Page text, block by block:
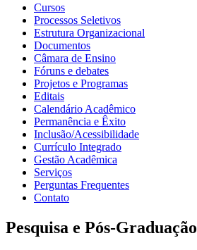
Cursos
Processos Seletivos
Estrutura Organizacional
Documentos
Câmara de Ensino
Fóruns e debates
Projetos e Programas
Editais
Calendário Acadêmico
Permanência e Êxito
Inclusão/Acessibilidade
Currículo Integrado
Gestão Acadêmica
Serviços
Perguntas Frequentes
Contato
Pesquisa e Pós-Graduação